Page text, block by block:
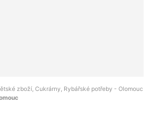
zboží, Cukrárny, Rybářské potřeby - Olomouc